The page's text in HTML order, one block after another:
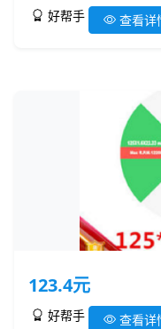
好帮手 查看详
123.4元
好帮手 查看详